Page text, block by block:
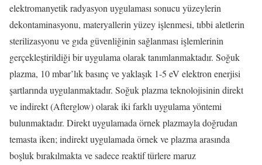
elektromanyetik radyasyon uygulaması sonucu yüzeylerin
dekontaminasyonu, materyallerin yüzey işlenmesi, tıbbi aletlerin
sterilizasyonu ve gıda güvenliğinin sağlanması işlemlerinin
gerçekleştirildiği bir uygulama olarak tanımlanmaktadır. Soğuk
plazma, 10 mbar’lık basınç ve yaklaşık 1-5 eV elektron enerjisi
şartlarında uygulanmaktadır. Soğuk plazma teknolojisinin direkt
ve indirekt (Afterglow) olarak iki farklı uygulama yöntemi
bulunmaktadır. Direkt uygulamada örnek plazmayla doğrudan
temasta iken; indirekt uygulamada örnek ve plazma arasında
boşluk bırakılmakta ve sadece reaktif türlere maruz